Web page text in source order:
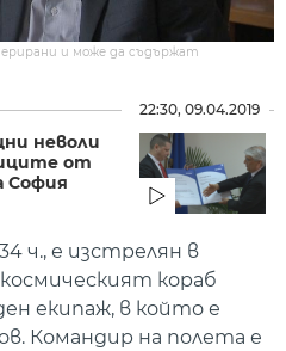
и може да съдържат
неволи
от
София
22:30, 09.04.2019
ч., е изстрелян в
кораб
екипаж, в който е
Командир на полета е